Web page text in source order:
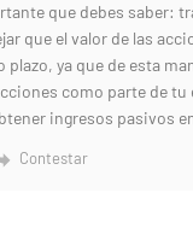
que debes saber:
que el valor de las
plazo, ya que de esta
como parte de tu
ingresos pasivos
Contestar